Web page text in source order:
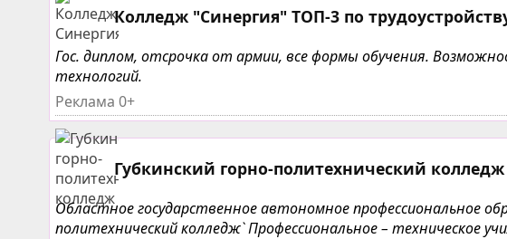
Колледж "Синергия" ТОП-3 по
Гос. диплом, отсрочка от армии, все формы обучения.
технологий.
Реклама 0+
Губкинский горно-политехнический колледж
Областное государственное автономное профессиональное
политехнический колледж` Профессиональное – техническое